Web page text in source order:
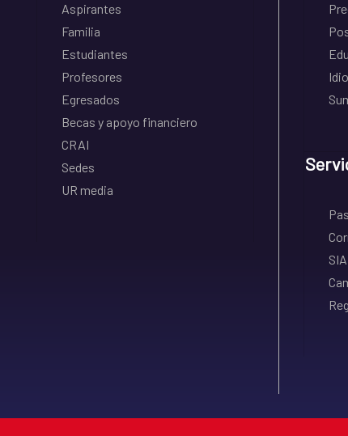
Aspirantes
Familia
Estudiantes
Profesores
Egresados
Becas y apoyo financiero
CRAI
Sedes
UR media